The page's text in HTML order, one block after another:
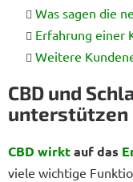
Was sagen die
Erfahrung einer
Weitere
CBD und
unterstützen
CBD wirktauf das
viele wichtige